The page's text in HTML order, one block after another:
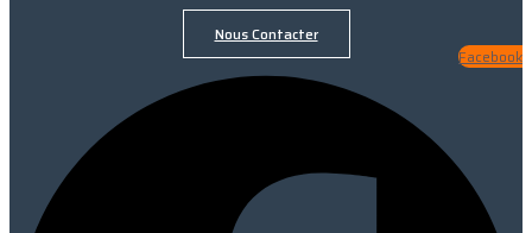
Nous Contacter
Facebook